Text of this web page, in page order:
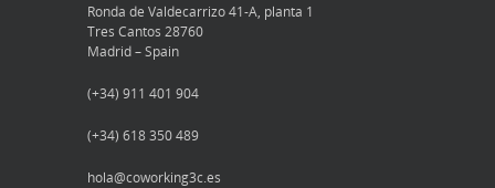
Ronda de Valdecarrizo 41-A, planta 1
Tres Cantos 28760
Madrid – Spain
(+34) 911 401 904
(+34) 618 350 489
hola@coworking3c.es